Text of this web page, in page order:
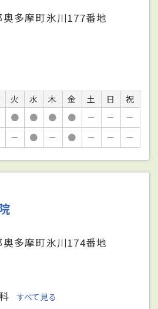
多摩町氷川177番地
火 水 木 金 土 日
祝
● ● ● ● － －
－
－ ● － ● － － －
多摩町氷川174番地
すべて見る